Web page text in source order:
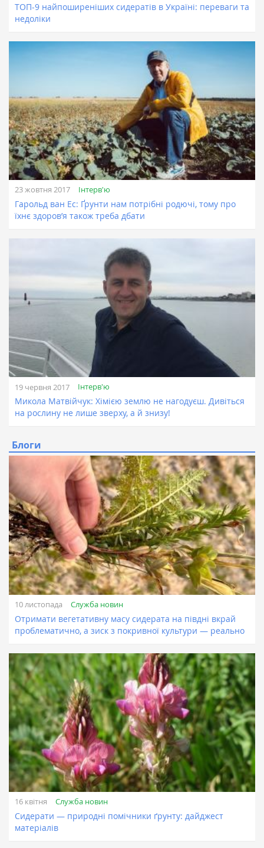
ТОП-9 найпоширеніших сидератів в Україні: переваги та
недоліки
23 жовтня 2017 Інтерв'ю
Гарольд ван Ес: Ґрунти нам потрібні родючі, тому про
їхнє здоров’я також треба дбати
19 червня 2017 Інтерв'ю
Микола Матвійчук: Хімією землю не нагодуєш. Дивіться
на рослину не лише зверху, а й знизу!
Блоги
10 листопада Служба новин
Отримати вегетативну масу сидерата на півдні вкрай
проблематично, а зиск з покривної культури — реально
16 квітня Служба новин
Сидерати — природні помічники ґрунту: дайджест
матеріалів